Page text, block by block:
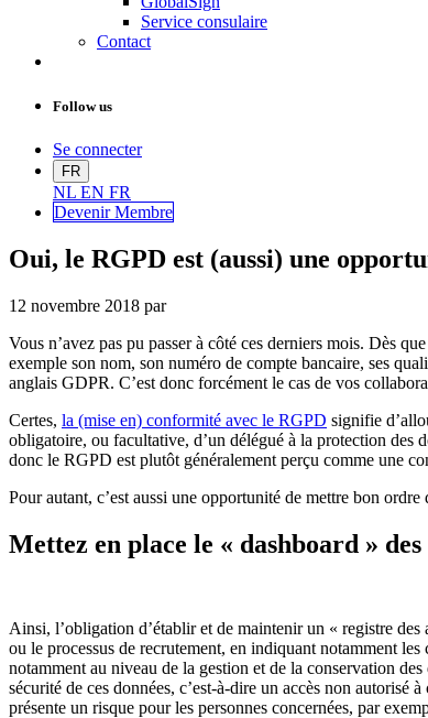
Service consulaire
Contact
Follow us
Se connecter
FR
NL EN FR
Devenir Membre
Oui, le RGPD est (aussi) une
12 novembre 2018 par
Vous n’avez pas pu passer à côté ces derniers mois. Dès
exemple son nom, son numéro de compte bancaire, ses
anglais GDPR. C’est donc forcément le cas de vos
Certes, la (mise en) conformité avec le RGPD signifie
obligatoire, ou facultative, d’un délégué à la protection des
donc le RGPD est plutôt généralement perçu comme une
Pour autant, c’est aussi une opportunité de mettre bon
Mettez en place le « dashboard »
Ainsi, l’obligation d’établir et de maintenir un « registre
ou le processus de recrutement, en indiquant notamment
notamment au niveau de la gestion et de la conservation
sécurité de ces données, c’est-à-dire un accès non autorisé
présente un risque pour les personnes concernées, par